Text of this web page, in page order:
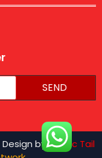
SEND
Design byTraffic Tail